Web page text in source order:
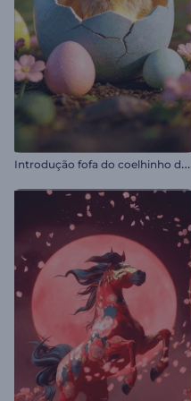
I
ntrodução fofa do coelhinho da Páscoa